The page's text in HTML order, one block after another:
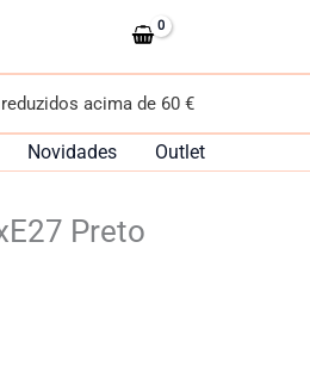
acima de 60 €
Novidades Outlet
Preto